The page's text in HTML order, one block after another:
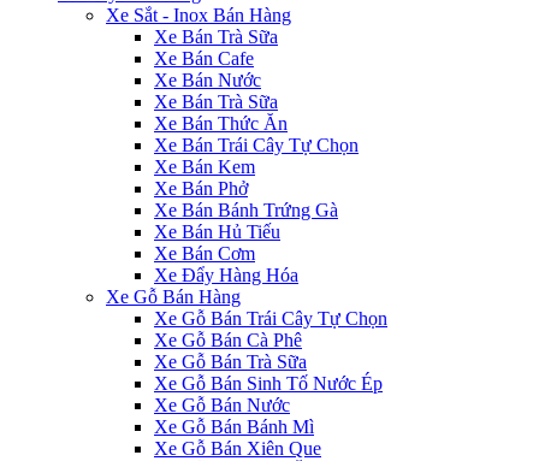
Xe Sắt - Inox Bán Hàng
Xe Bán Trà Sữa
Xe Bán Cafe
Xe Bán Nước
Xe Bán Trà Sữa
Xe Bán Thức Ăn
Xe Bán Trái Cây Tự Chọn
Xe Bán Kem
Xe Bán Phở
Xe Bán Bánh Trứng Gà
Xe Bán Hủ Tiếu
Xe Bán Cơm
Xe Đẩy Hàng Hóa
Xe Gỗ Bán Hàng
Xe Gỗ Bán Trái Cây Tự Chọn
Xe Gỗ Bán Cà Phê
Xe Gỗ Bán Trà Sữa
Xe Gỗ Bán Sinh Tố Nước Ép
Xe Gỗ Bán Nước
Xe Gỗ Bán Bánh Mì
Xe Gỗ Bán Xiên Que